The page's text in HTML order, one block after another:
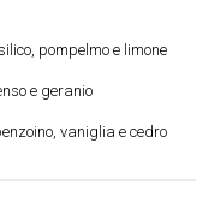
pompelmo e limone
e geranio
vaniglia e cedro